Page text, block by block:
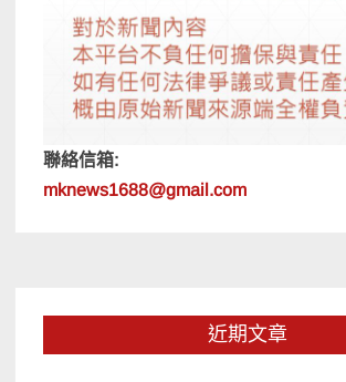
聯絡信箱:
mknews1688@gmail.com
近期文章